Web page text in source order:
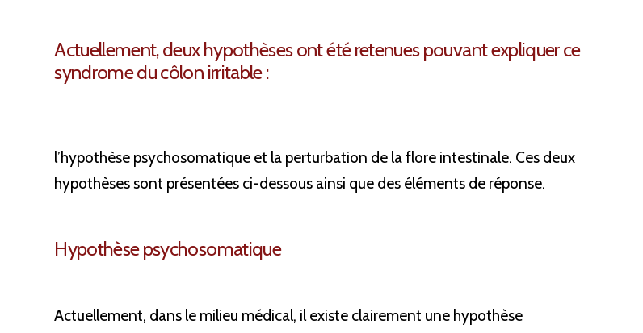
Actuellement, deux hypothèses ont été retenues pouvant expliquer ce
syndrome du côlon irritable :
l’hypothèse psychosomatique et la perturbation de la flore intestinale. Ces deux
hypothèses sont présentées ci-dessous ainsi que des éléments de réponse.
Hypothèse psychosomatique
Actuellement, dans le milieu médical, il existe clairement une hypothèse